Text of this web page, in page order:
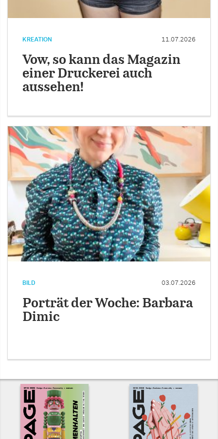
KREATION 11.07.2026
Vow, so kann das Magazin
einer Druckerei auch
aussehen!
BILD 03.07.2026
Porträt der Woche: Barbara
Dimic